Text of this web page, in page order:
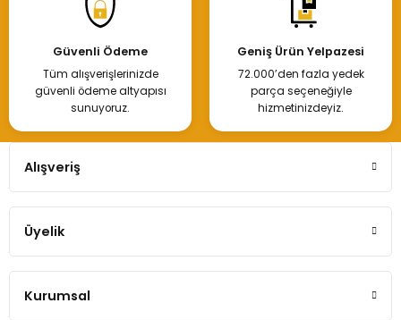
Güvenli Ödeme
Tüm alışverişlerinizde
güvenli ödeme altyapısı
sunuyoruz.
Geniş Ürün Yelpazesi
72.000’den fazla yedek
parça seçeneğiyle
hizmetinizdeyiz.
Alışveriş
Üyelik
Kurumsal